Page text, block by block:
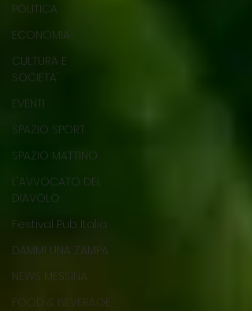
POLITICA
ECONOMIA
CULTURA E
SOCIETA'
EVENTI
SPAZIO SPORT
SPAZIO MATTINO
L'AVVOCATO DEL
DIAVOLO
Festival Pub Italia
DAMMI UNA ZAMPA
NEWS MESSINA
FOOD & BEVERAGE